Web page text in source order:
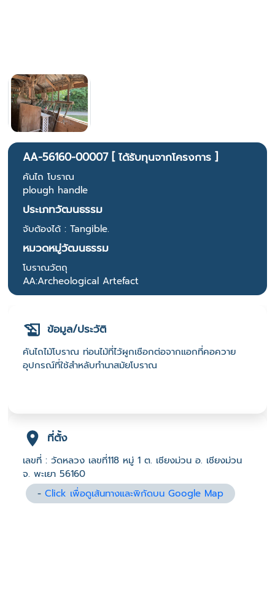
AA-56160-00007 [ ได้รับทุนจากโครงการ ]
คันไถ โบราณ
plough handle
ประเภทวัฒนธรรม
จับต้องได้ : Tangible.
หมวดหมู่วัฒนธรรม
โบราณวัตถุ
AA:Archeological Artefact
ข้อมูล/ประวัติ
คันไถไม้โบราณ ท่อนไม้ที่ไว้ผูกเชือกต่อจากแอกที่คอควาย
อุปกรณ์ที่ใช้สำหลับทำนาสมัยโบราณ
ที่ตั้ง
เลขที่ : วัดหลวง เลขที่118 หมู่ 1 ต. เชียงม่วน อ. เชียงม่วน
จ. พะเยา 56160
-Click เพื่อดูเส้นทางและพิกัดบน Google Map